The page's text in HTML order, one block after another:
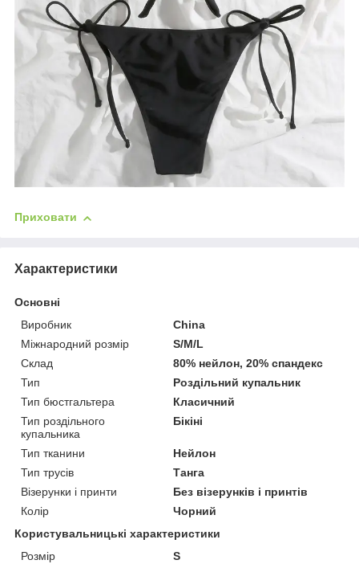
Приховати
Характеристики
Основні
Виробник
China
Міжнародний розмір
S/M/L
Склад
80% нейлон, 20% спандекс
Тип
Роздільний купальник
Тип бюстгальтера
Класичний
Тип роздільного
купальника
Бікіні
Тип тканини
Нейлон
Тип трусів
Танга
Візерунки і принти
Без візерунків і принтів
Колір
Чорний
Користувальницькі характеристики
Розмір
S